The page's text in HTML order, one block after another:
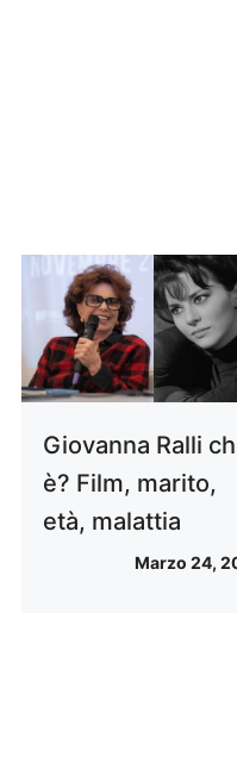
Giovanna Ralli
è? Film, marito,
età, malattia
Marzo 24,